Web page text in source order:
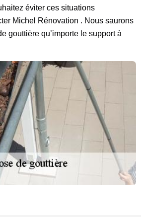
éviter ces situations
Michel Rénovation . Nous saurons
gouttière qu’importe le support à